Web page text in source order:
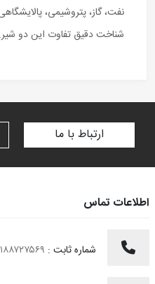
نفت، گاز، پتروشیمی،
شناخت دقیق تفاوت این دو
ارتباط با ما
اطلاعات تماس
شماره ثابت :